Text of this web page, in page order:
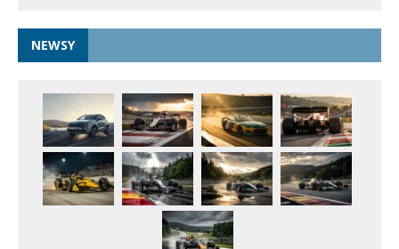
NEWSY